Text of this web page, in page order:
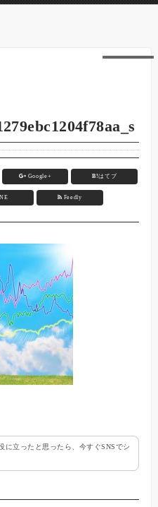
Google+ B!はてブ
Feedly
に立ったと思ったら、今すぐSNSでシ